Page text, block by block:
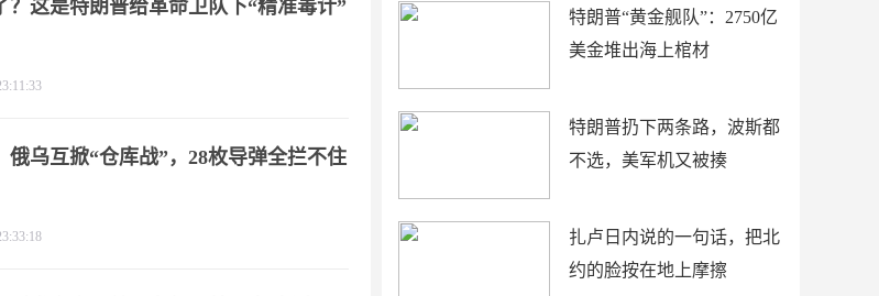
特朗普“黄金舰队”：2750亿
美金堆出海上棺材
特朗普扔下两条路，波斯都
不选，美军机又被揍
扎卢日内说的一句话，把北
约的脸按在地上摩擦
？这是特朗普给革命卫队下“精准毒计”
俄乌互掀“仓库战”，28枚导弹全拦不住